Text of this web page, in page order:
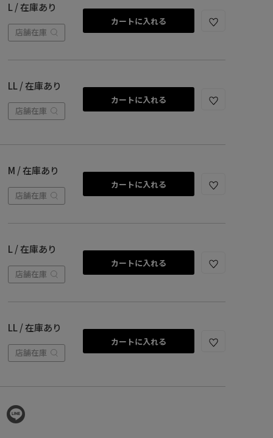
L / 在庫あり
店舗在庫
カートに入れる
LL / 在庫あり
店舗在庫
カートに入れる
M / 在庫あり
店舗在庫
カートに入れる
L / 在庫あり
店舗在庫
カートに入れる
LL / 在庫あり
店舗在庫
カートに入れる